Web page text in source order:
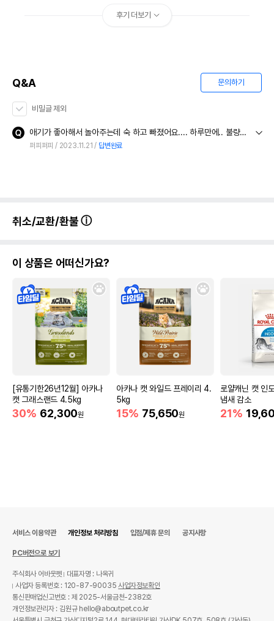
후기 더보기
Q&A 문의하기
비밀글 제외
애기가 좋아해서 놀아주는데 숙 하고 빠졌어요.... 하루만에.. 불량인가여? 교환해주셨음 해요
퍼피퍼피 2023.11.21 답변완료
취소/교환/환불
이 상품은 어떠신가요?
[유통기한26년12월] 아카나
캣 그래스랜드 4.5kg
30% 62,300원
아카나 캣 와일드 프레이리 4.
5kg
15% 75,650원
로얄캐닌 캣 인
냄새 감소
21%
서비스 이용약관 개인정보 처리방침 입점/제휴 문의 공지사항
PC버전으로 보기
주식회사 어바웃펫
대표자명 : 나옥귀
사업자 등록번호 : 120-87-90035사업자정보확인
통신판매업신고번호 : 제 2025-서울금천-2382호
개인정보관리자 : 김원규 hello@aboutpet.co.kr